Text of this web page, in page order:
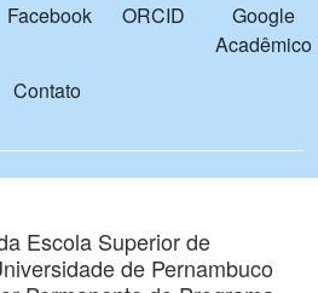
Facebook ORCID
Google
Acadêmico
Contato
Escola Superior de
de Pernambuco